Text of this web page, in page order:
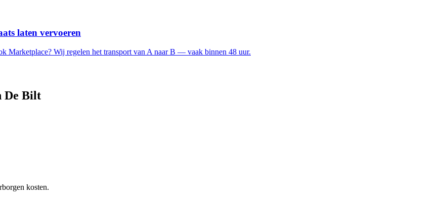
laten vervoeren
Marketplace? Wij regelen het transport van A naar B — vaak binnen 48 uur.
De Bilt
kosten.